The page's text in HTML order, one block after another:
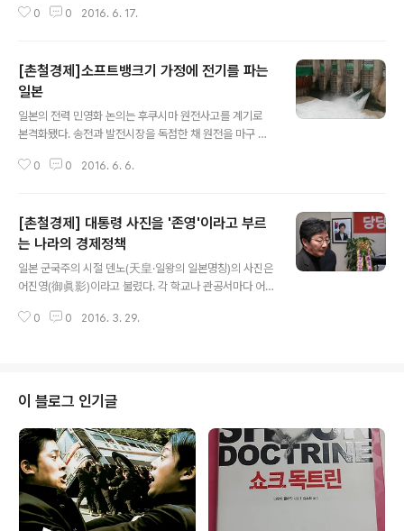
여부에 대한 면밀한 감시가 필요하다. 제도에 대한 불신이
도 되느냐는 우려에 정부는 경제협력개발기구(OECD)회
수준이라는 점을 정부는 외면한다. 기업에 대한 신뢰가 낮
은 현실에서 ‘한전이 독점하고 있는 전기 판매 시장을 경쟁
구도로 만들면 소비자 후생이 증가할 것’이라는 논리는 잘
먹혀들지 않는다. 국내 판매차량과 수출용 차량을 다르게
만들고, 같은 값인데도 일본에서 파는 과자와 국내에서 파
는 과장의 중량이 다르다는 지적 등이 꾸준히 불거지면서
0 0 2016. 6. 17.
[촌철경제]소프트뱅크기 가정에 전기를 파는
일본
일본의 전력 민영화 논의는 후쿠시마 원전사고를 계기로
본격화됐다. 송전과 발전시장을 독점한 채 원전을 마구 지
때문이다. 태양광과 풍력 등 깨끗한 전기를 쓰고자 하는 시
뱅크, 리쿠르트 같은 기업들과 계약을 맺고 전기를 사서 쓸
수 있다. 공공재인 전기 생산에 민간참여를 허용한다는 점
은 분명 우려스럽다. 영국의 경우 민영화 이후 전기요금이
2배로 오르기도 했다. 하지만 한국 정부와 한국전력의 행
태를 보면 부분적으로나마 민간참여가 나을 수 있겠다는
생각이 들 정도다. 전력이 넘쳐 발전소가 놀고 있는데도 주
0 0 2016. 6. 6.
[촌철경제] 대통령 사진을 '존영'이라고 부르
는 나라의 경제정책
일본 군국주의 시절 덴노(天皇·일왕의 일본명칭)의 사진은
어진영(御眞影)이라고 불렸다. 각 학교나 관공서마다 어
를 갖기도 했다. 최근 박근혜 대통령의 얼굴 사진이 존영
권위주의적인 용어는 당혹스럽다. 당청관계가 ‘최고존엄과
그 수하들’ 정도로 바뀐 것인가. 이런 구도하에서 한국경제
의 바람직한 방향에 대한 진지한 논의를 기대할 수 있을까.
최고존엄의 심기에 맞지 않는 정책들이 가차없이 잘려나가
고, 야당이나 여론의 지적이 제대로 반영될리 없다. 개성공
단 폐쇄나 사드배치 같은 정책들이 경..
0 0 2016. 3. 29.
이 블로그 인기글